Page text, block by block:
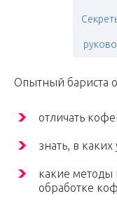
Опытный бариста
отличать
знать, в
какие методы
обработке